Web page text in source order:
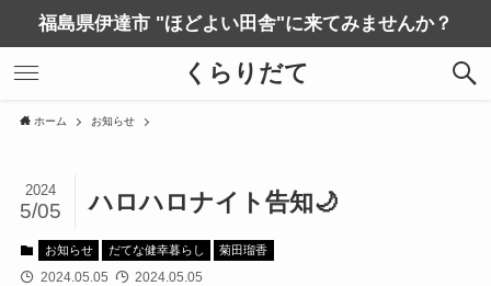
福島県伊達市 "ほどよい田舎"に来てみませんか？
くらりだて
ホーム お知らせ
ハロハロナイト告知🌙
2024
5/05
お知らせ だてな健幸暮らし 菊田瑠香
2024.05.05 2024.05.05